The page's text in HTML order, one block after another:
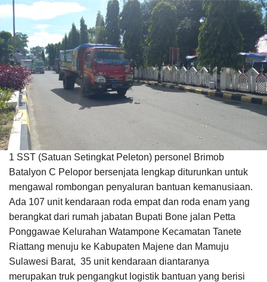
1 SST (Satuan Setingkat Peleton) personel Brimob
Batalyon C Pelopor bersenjata lengkap diturunkan untuk
mengawal rombongan penyaluran bantuan kemanusiaan.
Ada 107 unit kendaraan roda empat dan roda enam yang
berangkat dari rumah jabatan Bupati Bone jalan Petta
Ponggawae Kelurahan Watampone Kecamatan Tanete
Riattang menuju ke Kabupaten Majene dan Mamuju
Sulawesi Barat, 35 unit kendaraan diantaranya
merupakan truk pengangkut logistik bantuan yang berisi